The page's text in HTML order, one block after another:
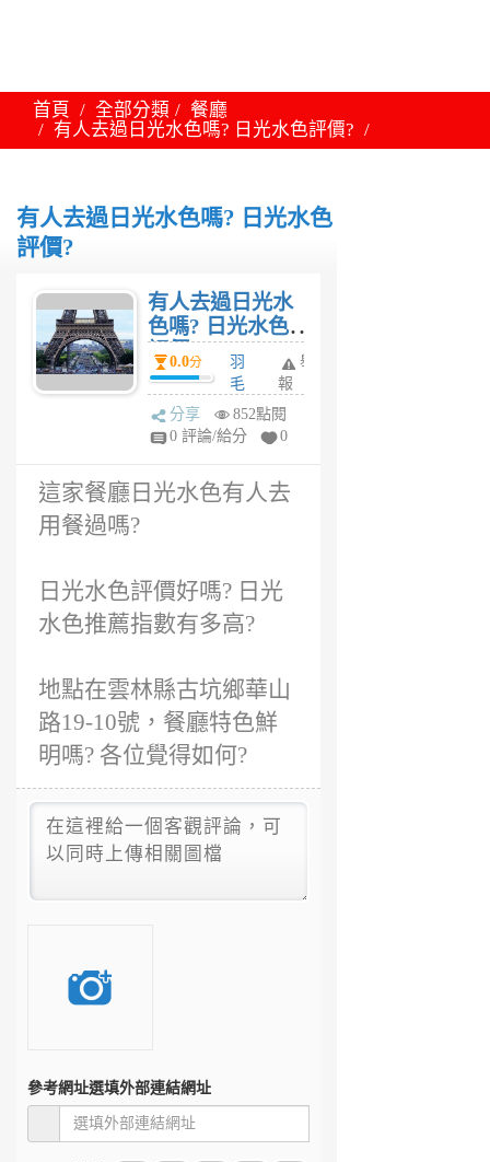
首頁 全部分類
餐廳
有人去過日光水色嗎? 日光水色評價?
有人去過日光水色嗎? 日光水色
評價?
有人去過日光水
色嗎? 日光水色
評價?
0.0分
羽
毛
6
年
舉
報
分享
852點閱
0 評論/給分
0
這家餐廳日光水色有人去
用餐過嗎?
日光水色評價好嗎? 日光
水色推薦指數有多高?
地點在雲林縣古坑鄉華山
路19-10號，餐廳特色鮮
明嗎? 各位覺得如何?
參考網址選填外部連結網址